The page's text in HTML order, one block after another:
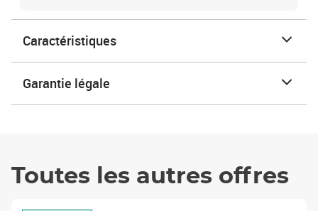
Caractéristiques
Garantie légale
Toutes les autres offres